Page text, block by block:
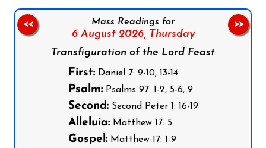
Mass Readings for
6 August 2026, Thursday
Transfiguration of the Lord Feast
First:Daniel 7: 9-10, 13-14
Psalm:Psalms 97: 1-2, 5-6, 9
Second:Second Peter 1: 16-19
Alleluia:Matthew 17: 5
Gospel:Matthew 17: 1-9
<< >>